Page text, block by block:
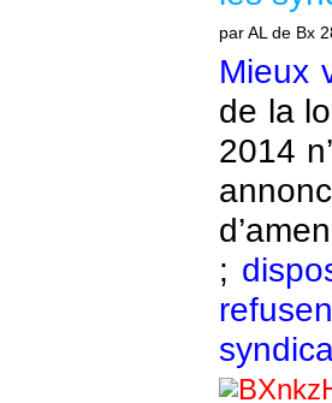
par AL de Bx
Mieux
de la
2014
;